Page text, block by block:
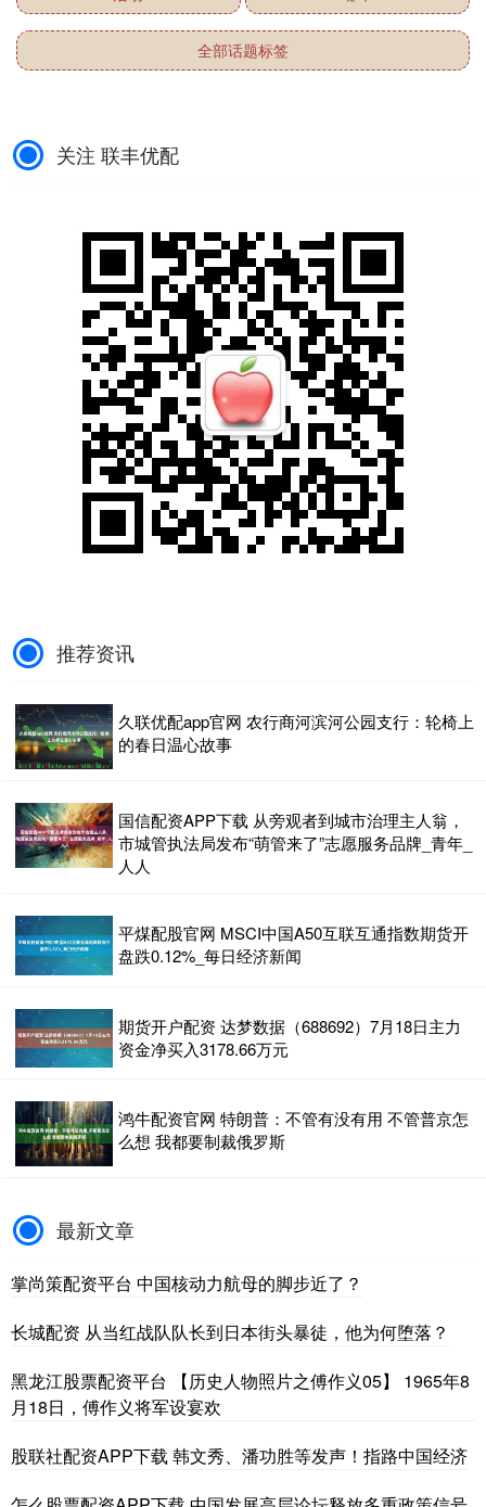
全部话题标签
关注 联丰优配
推荐资讯
久联优配app官网 农行商河滨河公园支行：轮椅上
的春日温心故事
国信配资APP下载 从旁观者到城市治理主人翁，
市城管执法局发布“萌管来了”志愿服务品牌_青年_
人人
平煤配股官网 MSCI中国A50互联互通指数期货开
盘跌0.12%_每日经济新闻
期货开户配资 达梦数据（688692）7月18日主力
资金净买入3178.66万元
鸿牛配资官网 特朗普：不管有没有用 不管普京怎
么想 我都要制裁俄罗斯
最新文章
掌尚策配资平台 中国核动力航母的脚步近了？
长城配资 从当红战队队长到日本街头暴徒，他为何堕落？
黑龙江股票配资平台 【历史人物照片之傅作义05】 1965年8
月18日，傅作义将军设宴欢
股联社配资APP下载 韩文秀、潘功胜等发声！指路中国经济